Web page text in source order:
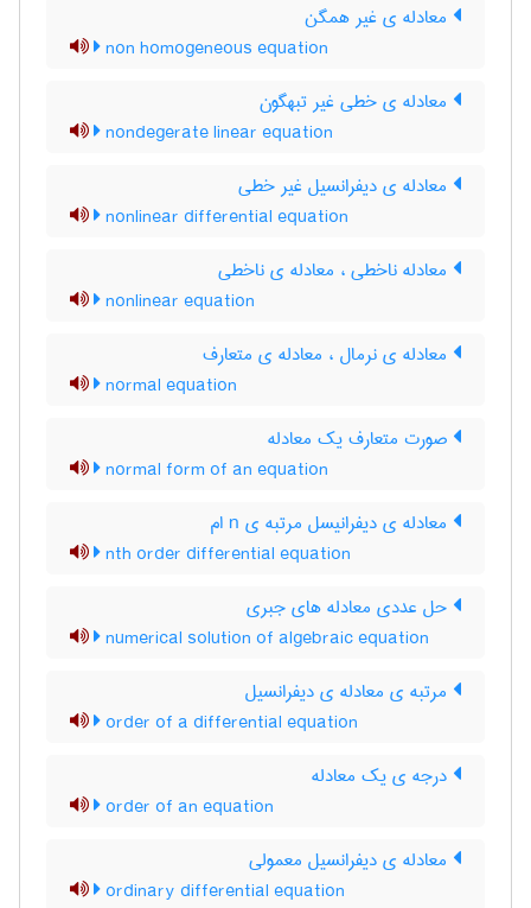
معادله ی غیر همگن
non homogeneous equation
معادله ی خطی غیر تبهگون
nondegerate linear equation
معادله ی دیفرانسیل غیر خطی
nonlinear differential equation
معادله ناخطی ، معادله ی ناخطی
nonlinear equation
معادله ی نرمال ، معادله ی متعارف
normal equation
صورت متعارف یک معادله
normal form of an equation
معادله ی دیفرانیسل مرتبه ی n ام
nth order differential equation
حل عددی معادله های جبری
numerical solution of algebraic equation
مرتبه ی معادله ی دیفرانسیل
order of a differential equation
درجه ی یک معادله
order of an equation
معادله ی دیفرانسیل معمولی
ordinary differential equation